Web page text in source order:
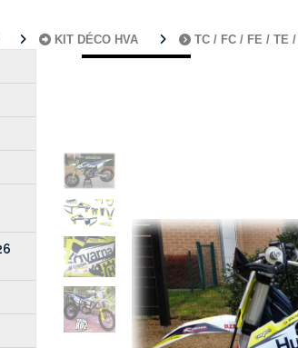
KIT DÉCO HVA TC / FC / FE / TE /